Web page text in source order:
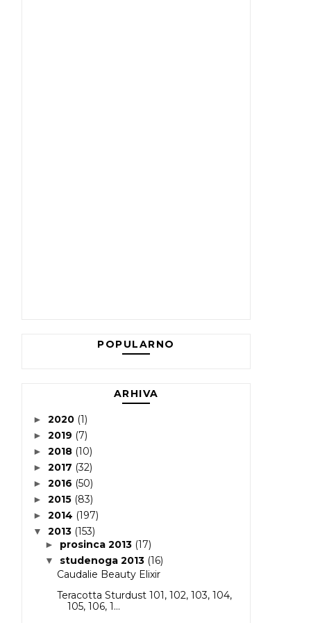
POPULARNO
ARHIVA
► 2020 (1)
► 2019 (7)
► 2018 (10)
► 2017 (32)
► 2016 (50)
► 2015 (83)
► 2014 (197)
▼ 2013 (153)
► prosinca 2013 (17)
▼ studenoga 2013 (16)
Caudalie Beauty Elixir
Teracotta Sturdust 101, 102, 103, 104,
105, 106, 1...